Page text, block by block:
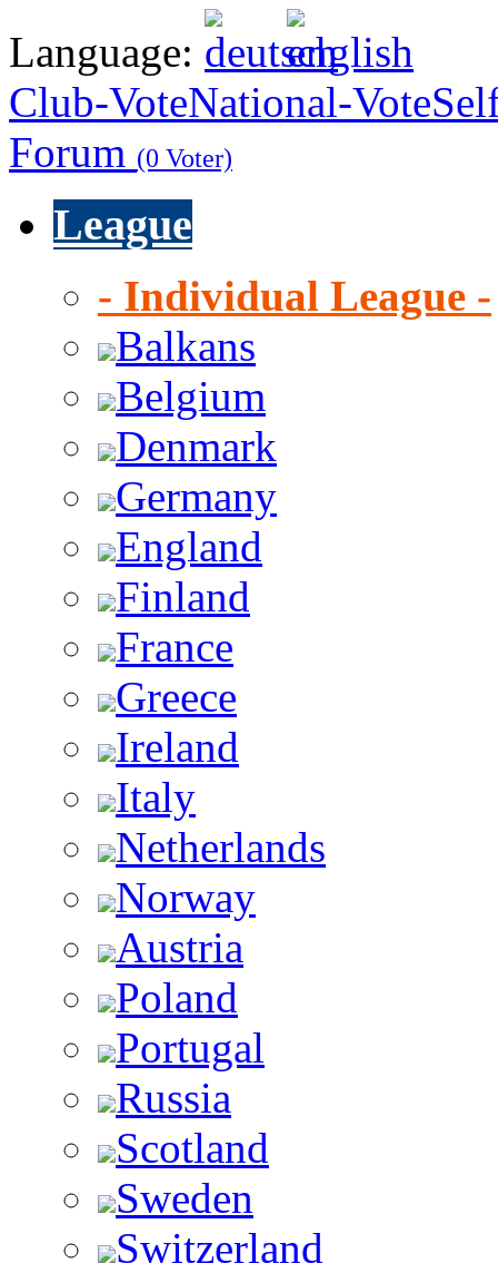
Language:
Club-VoteNational-Vote
Forum (0 Voter)
League
- Individual League -
Balkans
Belgium
Denmark
Germany
England
Finland
France
Greece
Ireland
Italy
Netherlands
Norway
Austria
Poland
Portugal
Russia
Scotland
Sweden
Switzerland